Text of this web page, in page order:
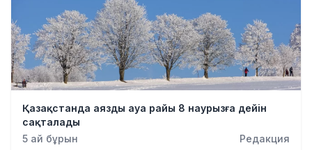
Қазақстанда аязды ауа райы 8 наурызға дейін
сақталады
5 ай бұрын
Редакция